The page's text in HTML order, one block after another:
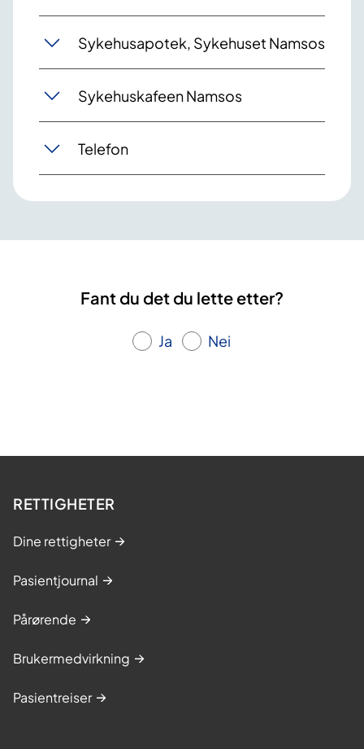
Sykehusapotek, Sykehuset Namsos
Sykehuskafeen Namsos
Telefon
Fant du det du lette etter?
Ja Nei
RETTIGHETER
Dine rettigheter
Pasientjournal
Pårørende
Brukermedvirkning
Pasientreiser